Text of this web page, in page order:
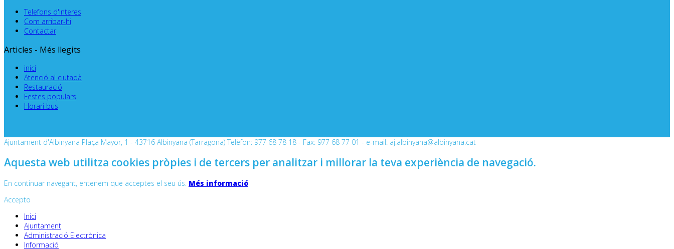
Telefons d'interes
Com arribar-hi
Contactar
Articles - Més llegits
inici
Atenció al ciutadà
Restauració
Festes populars
Horari bus
Ajuntament d'Albinyana Plaça Mayor, 1 - 43716 Albinyana (Tarragona) Telèfon: 977 68 78 18 - Fax: 977 68 77 01 - e-mail: aj.albinyana@albinyana.cat
Aquesta web utilitza cookies pròpies i de tercers per analitzar i millorar la teva experiència de navegació.
En continuar navegant, entenem que acceptes el seu ús. Més informació
Accepto
Inici
Ajuntament
Administració Electrònica
Informació